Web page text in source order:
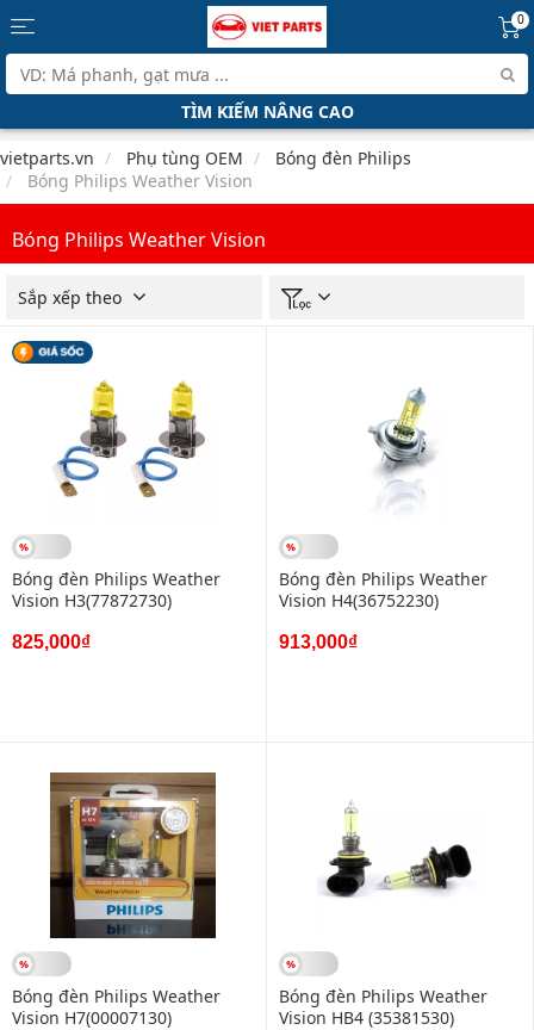
0
TÌM KIẾM NÂNG CAO
vietparts.vn Phụ tùng OEM
Bóng đèn Philips
Bóng Philips Weather Vision
Bóng Philips Weather Vision
Sắp xếp theo
Bóng đèn Philips Weather
Vision H3(77872730)
825,000₫
Bóng đèn Philips Weather
Vision H4(36752230)
913,000₫
Bóng đèn Philips Weather
Vision H7(00007130)
Bóng đèn Philips Weather
Vision HB4 (35381530)